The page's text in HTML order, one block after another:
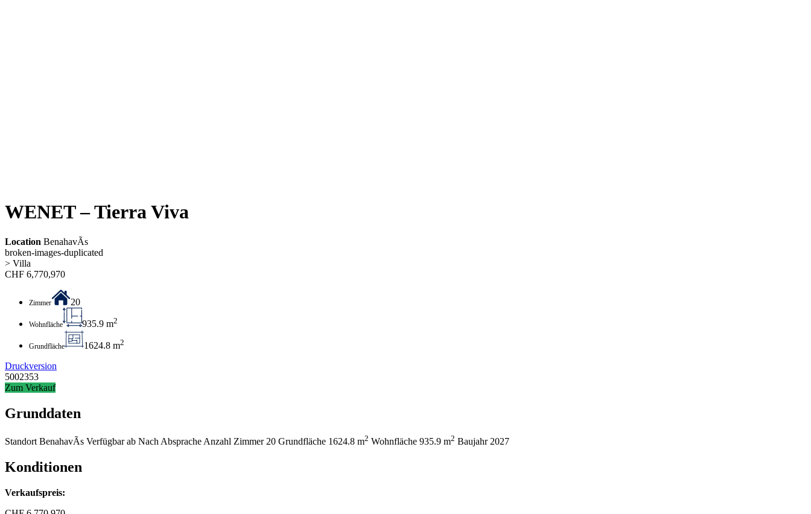
WENET – Tierra Viva
Location BenahavÃ­s
broken-images-duplicated
> Villa
CHF 6,770,970
Zimmer 20
Wohnfläche 935.9 m2
Grundfläche 1624.8 m2
Druckversion
5002353
Zum Verkauf
Grunddaten
Standort BenahavÃ­s Verfügbar ab Nach Absprache Anzahl Zimmer 20 Grundfläche 1624.8 m2 Wohnfläche 935.9 m2 Baujahr 2027
Konditionen
Verkaufspreis: